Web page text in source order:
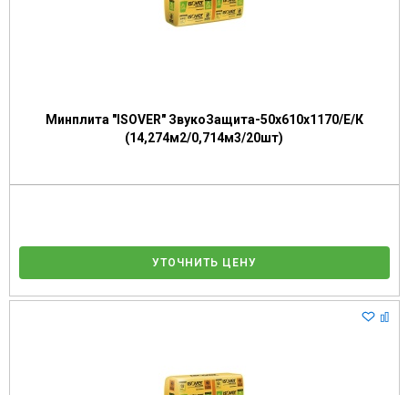
Минплита "ISOVER" ЗвукоЗащита-50х610х1170/Е/К
(14,274м2/0,714м3/20шт)
УТОЧНИТЬ ЦЕНУ